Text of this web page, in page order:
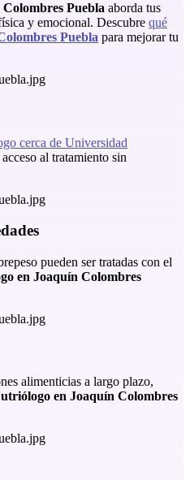
Puebla aborda tus
y emocional. Descubre qué
Puebla para mejorar tu
cerca de Universidad
al tratamiento sin
pueden ser tratadas con el
en Joaquín Colombres
alimenticias a largo plazo,
en Joaquín Colombres